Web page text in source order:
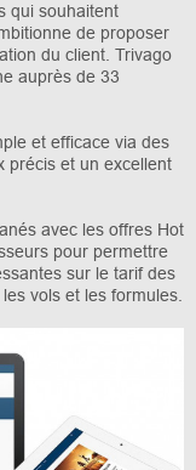
qui souhaitent
de proposer
du client. Trivago
auprès de 33
et efficace via des
précis et un excellent
avec les offres Hot
pour permettre
sur le tarif des
vols et les formules.